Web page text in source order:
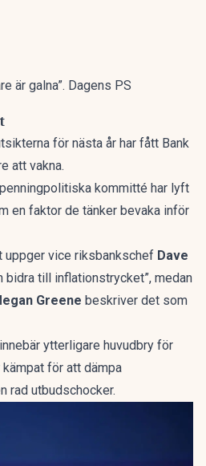
är galna”. Dagens PS
för nästa år har fått Bank
att vakna.
kommitté har lyft
en faktor de tänker bevaka inför
vice riksbankschef Dave
bidra till inflationstrycket”, medan
Greene beskriver det som
ytterligare huvudbry för
kämpat för att dämpa
rad utbudschocker.